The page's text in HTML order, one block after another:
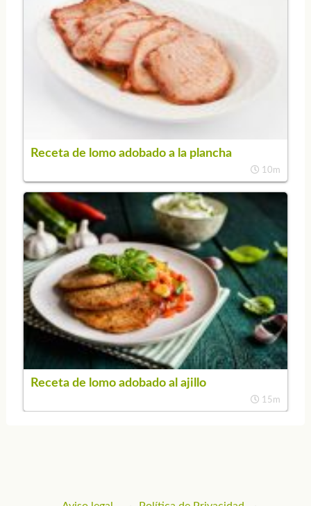
Receta de lomo adobado a la plancha
10m
Receta de lomo adobado al ajillo
15m